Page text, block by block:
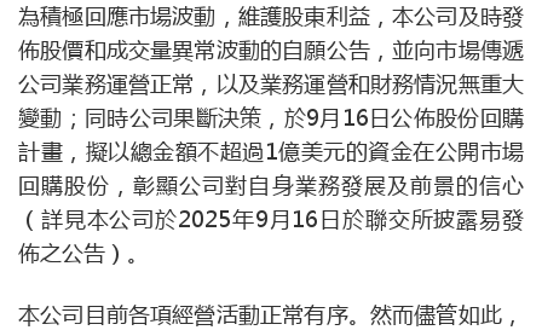
為積極回應市場波動，維護股東利益，本公司及時發
佈股價和成交量異常波動的自願公告，並向市場傳遞
公司業務運營正常，以及業務運營和財務情況無重大
變動；同時公司果斷決策，於9月16日公佈股份回購
計畫，擬以總金額不超過1億美元的資金在公開市場
回購股份，彰顯公司對自身業務發展及前景的信心
（詳見本公司於2025年9月16日於聯交所披露易發
佈之公告）。
本公司目前各項經營活動正常有序。然而儘管如此，